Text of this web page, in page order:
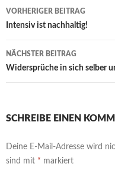
Beitrags-
Navigation
VORHERIGER BEITRAG
Intensiv ist nachhaltig!
NÄCHSTER BEITRAG
Widersprüche in sich selber
SCHREIBE EINEN
Deine E-Mail-Adresse wird
sind mit * markiert